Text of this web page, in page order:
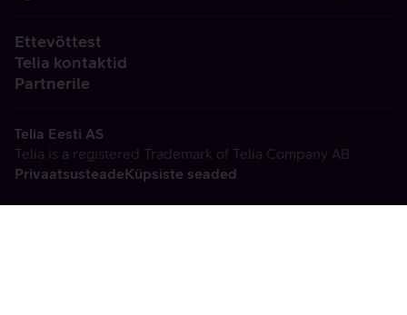
Ettevõttest
Telia kontaktid
Partnerile
Telia Eesti AS
Telia is a registered Trademark of Telia Company AB
PrivaatsusteadeKüpsiste seaded